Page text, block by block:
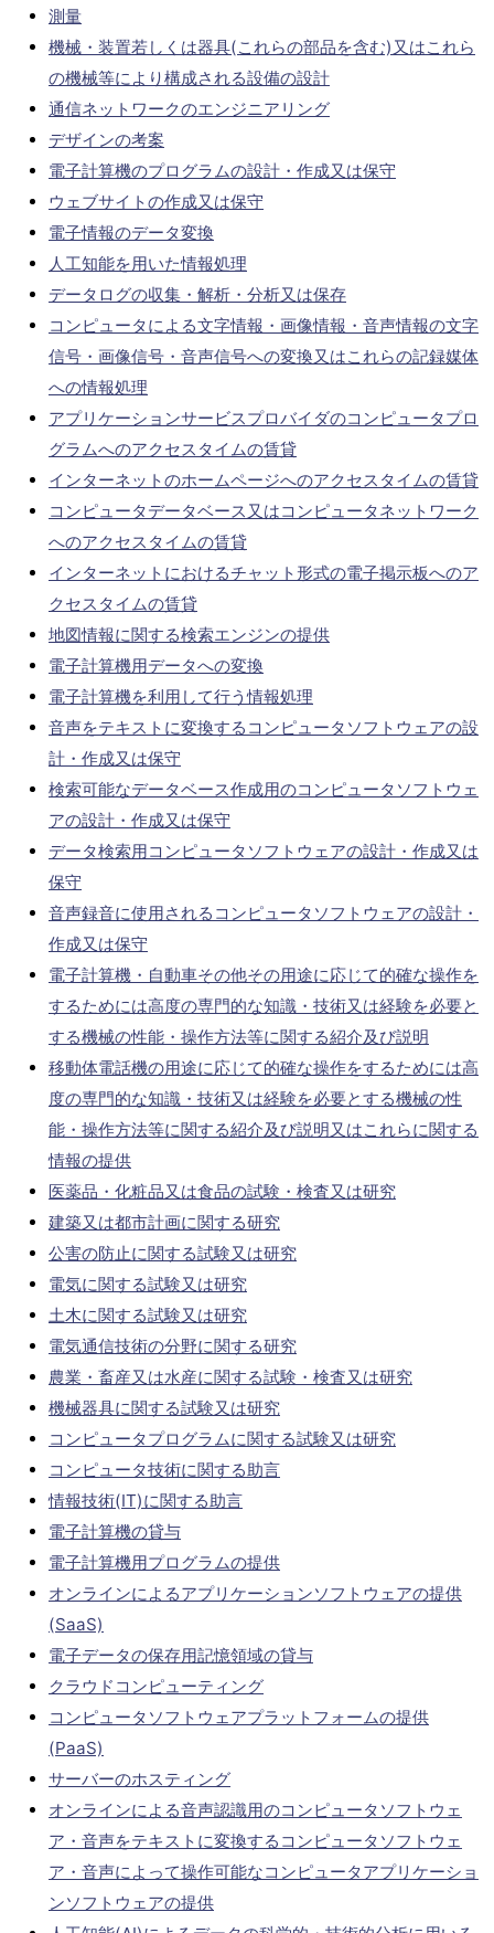
測量
機械・装置若しくは器具(これらの部品を含む)又はこれら
の機械等により構成される設備の設計
通信ネットワークのエンジニアリング
デザインの考案
電子計算機のプログラムの設計・作成又は保守
ウェブサイトの作成又は保守
電子情報のデータ変換
人工知能を用いた情報処理
データログの収集・解析・分析又は保存
コンピュータによる文字情報・画像情報・音声情報の文字
信号・画像信号・音声信号への変換又はこれらの記録媒体
への情報処理
アプリケーションサービスプロバイダのコンピュータプロ
グラムへのアクセスタイムの賃貸
インターネットのホームページへのアクセスタイムの賃貸
コンピュータデータベース又はコンピュータネットワーク
へのアクセスタイムの賃貸
インターネットにおけるチャット形式の電子掲示板へのア
クセスタイムの賃貸
地図情報に関する検索エンジンの提供
電子計算機用データへの変換
電子計算機を利用して行う情報処理
音声をテキストに変換するコンピュータソフトウェアの設
計・作成又は保守
検索可能なデータベース作成用のコンピュータソフトウェ
アの設計・作成又は保守
データ検索用コンピュータソフトウェアの設計・作成又は
保守
音声録音に使用されるコンピュータソフトウェアの設計・
作成又は保守
電子計算機・自動車その他その用途に応じて的確な操作を
するためには高度の専門的な知識・技術又は経験を必要と
する機械の性能・操作方法等に関する紹介及び説明
移動体電話機の用途に応じて的確な操作をするためには高
度の専門的な知識・技術又は経験を必要とする機械の性
能・操作方法等に関する紹介及び説明又はこれらに関する
情報の提供
医薬品・化粧品又は食品の試験・検査又は研究
建築又は都市計画に関する研究
公害の防止に関する試験又は研究
電気に関する試験又は研究
土木に関する試験又は研究
電気通信技術の分野に関する研究
農業・畜産又は水産に関する試験・検査又は研究
機械器具に関する試験又は研究
コンピュータプログラムに関する試験又は研究
コンピュータ技術に関する助言
情報技術(IT)に関する助言
電子計算機の貸与
電子計算機用プログラムの提供
オンラインによるアプリケーションソフトウェアの提供
(SaaS)
電子データの保存用記憶領域の貸与
クラウドコンピューティング
コンピュータソフトウェアプラットフォームの提供
(PaaS)
サーバーのホスティング
オンラインによる音声認識用のコンピュータソフトウェ
ア・音声をテキストに変換するコンピュータソフトウェ
ア・音声によって操作可能なコンピュータアプリケーショ
ンソフトウェアの提供